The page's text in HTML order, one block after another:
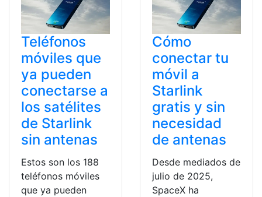
Teléfonos
móviles que
ya pueden
conectarse a
los satélites
de Starlink
sin antenas
Estos son los 188
teléfonos móviles
que ya pueden
Cómo
conectar tu
móvil a
Starlink
gratis y sin
necesidad
de antenas
Desde mediados de
julio de 2025,
SpaceX ha